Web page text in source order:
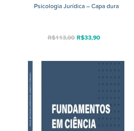
Psicologia Jurídica – Capa dura
R$113,00 R$33,90